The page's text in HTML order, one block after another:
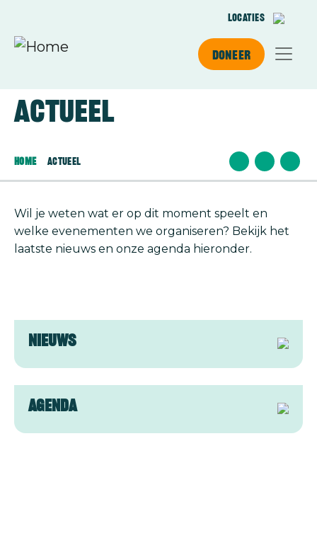
Locaties
Doneer
Actueel
Home Actueel
Wil je weten wat er op dit moment speelt en
welke evenementen we organiseren? Bekijk het
laatste nieuws en onze agenda hieronder.
Nieuws
Agenda